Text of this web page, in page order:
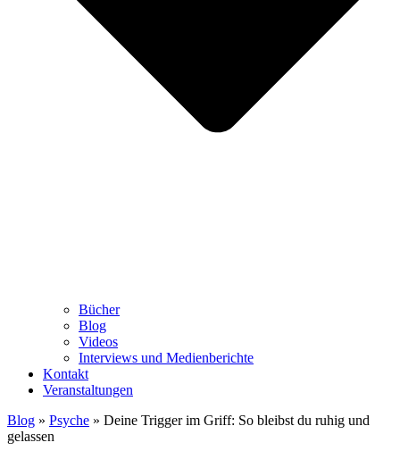
Bücher
Blog
Videos
Interviews und Medienberichte
Kontakt
Veranstaltungen
Blog » Psyche » Deine Trigger im Griff: So bleibst du ruhig und
gelassen